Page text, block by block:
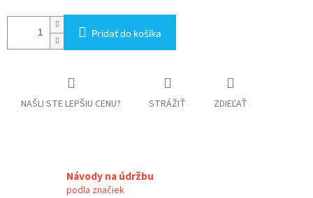
Pridať do košíka
NAŠLI STE LEPŠIU CENU? STRÁŽIŤ ZDIEĽAŤ
Návody na údržbu
podla značiek